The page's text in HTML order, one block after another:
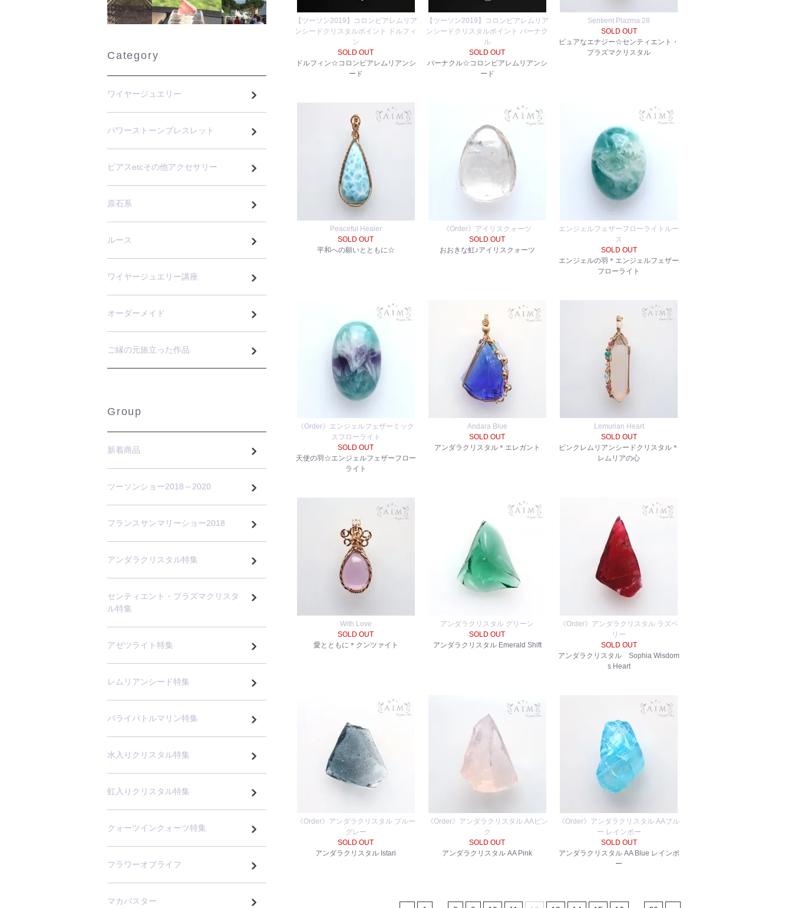
【ツーソン2019】コロンビアレムリア
ンシードクリスタルポイント ドルフィ
ン
SOLD OUT
ドルフィン☆コロンビアレムリアンシ
ード
【ツーソン2019】コロンビアレムリア
ンシードクリスタルポイント バーナク
ル
SOLD OUT
バーナクル☆コロンビアレムリアンシ
ード
Sentient Plazma 28
SOLD OUT
ピュアなエナジー☆センティエント・
プラズマクリスタル
Peaceful Healer
SOLD OUT
平和への願いとともに☆
《Order》アイリスクォーツ
SOLD OUT
おおきな虹♪アイリスクォーツ
エンジェルフェザーフローライトルー
ス
SOLD OUT
エンジェルの羽＊エンジェルフェザー
フローライト
《Order》エンジェルフェザーミック
スフローライト
SOLD OUT
天使の羽☆エンジェルフェザーフロー
ライト
Andara Blue
SOLD OUT
アンダラクリスタル＊エレガント
Lemurian Heart
SOLD OUT
ピンクレムリアンシードクリスタル＊
レムリアの心
With Love
SOLD OUT
愛とともに＊クンツァイト
アンダラクリスタル グリーン
SOLD OUT
アンダラクリスタル Emerald Shift
《Order》アンダラクリスタル ラズベ
リー
SOLD OUT
アンダラクリスタル Sophia Wisdom
s Heart
《Order》アンダラクリスタル ブルー
グレー
SOLD OUT
アンダラクリスタル Istari
《Order》アンダラクリスタル AAピン
ク
SOLD OUT
アンダラクリスタル AA Pink
《Order》アンダラクリスタル AAブル
ー レインボー
SOLD OUT
アンダラクリスタル AA Blue レインボ
ー
Category
ワイヤージュエリー
パワーストーンブレスレット
ピアスetcその他アクセサリー
原石系
ルース
ワイヤージュエリー講座
オーダーメイド
ご縁の元旅立った作品
Group
新着商品
ツーソンショー2018～2020
フランスサンマリーショー2018
アンダラクリスタル特集
センティエント・プラズマクリスタ
ル特集
アゼツライト特集
レムリアンシード特集
パライバトルマリン特集
水入りクリスタル特集
虹入りクリスタル特集
クォーツインクォーツ特集
フラワーオブライフ
マカバスター